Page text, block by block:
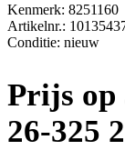
Kenmerk: 8251160
Artikelnr.:
Conditie: nieuw
Prijs op
26-325